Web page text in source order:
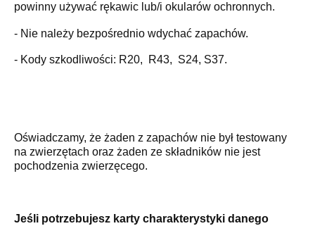
powinny używać rękawic lub/i okularów ochronnych.
- Nie należy bezpośrednio wdychać zapachów.
- Kody szkodliwości: R20, R43, S24, S37.
Oświadczamy, że żaden z zapachów nie był testowany
na zwierzętach oraz żaden ze składników nie jest
pochodzenia zwierzęcego.
Jeśli potrzebujesz karty charakterystyki danego